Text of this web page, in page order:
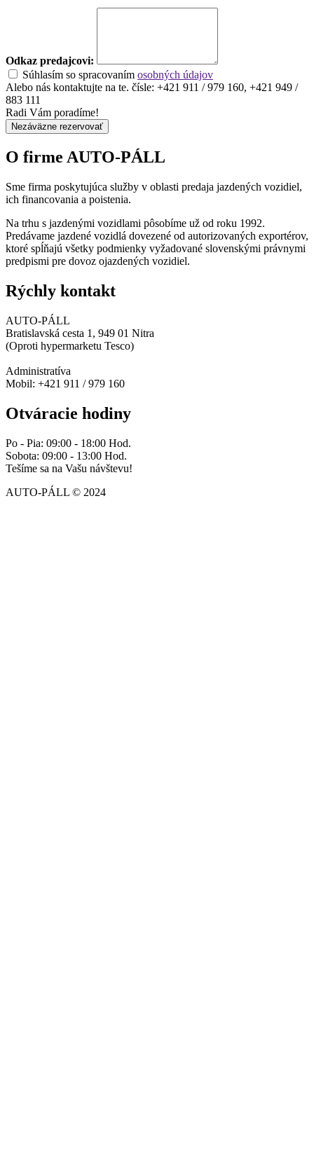
Odkaz predajcovi:
Súhlasím so spracovaním osobných údajov
Alebo nás kontaktujte na te. čísle: +421 911 / 979 160, +421 949 /
883 111
Radi Vám poradíme!
Nezáväzne rezervovať
O firme AUTO-PÁLL
Sme firma poskytujúca služby v oblasti predaja jazdených vozidiel,
ich financovania a poistenia.
Na trhu s jazdenými vozidlami pôsobíme už od roku 1992.
Predávame jazdené vozidlá dovezené od autorizovaných exportérov,
ktoré spĺňajú všetky podmienky vyžadované slovenskými právnymi
predpismi pre dovoz ojazdených vozidiel.
Rýchly kontakt
AUTO-PÁLL
Bratislavská cesta 1, 949 01 Nitra
(Oproti hypermarketu Tesco)
Administratíva
Mobil: +421 911 / 979 160
Otváracie hodiny
Po - Pia: 09:00 - 18:00 Hod.
Sobota: 09:00 - 13:00 Hod.
Tešíme sa na Vašu návštevu!
AUTO-PÁLL © 2024